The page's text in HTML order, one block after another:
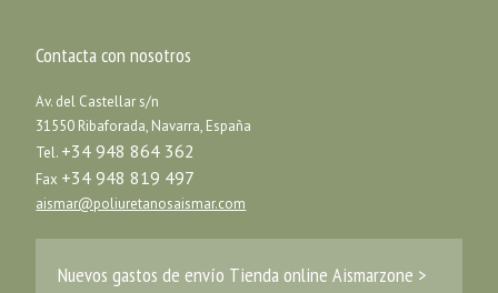
Contacta con nosotros
Av. del Castellar s/n
31550 Ribaforada, Navarra, España
Tel. +34 948 864 362
Fax +34 948 819 497
aismar@poliuretanosaismar.com
Nuevos gastos de envío Tienda online Aismarzone >